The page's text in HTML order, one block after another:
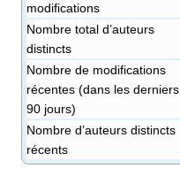
modifications
Nombre total d’auteurs
distincts
Nombre de modifications
récentes (dans les derniers
90 jours)
Nombre d’auteurs distincts
récents